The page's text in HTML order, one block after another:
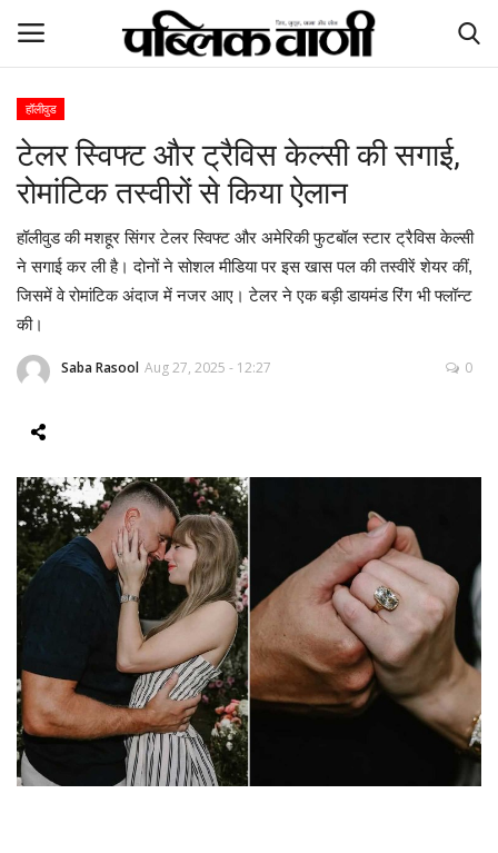
ई-पेपर
होम
Contact Us
Subscribe
About Us
देश
दुनिया
मध्यप्रदेश
लाइफस्टाइल
खेल
हॉलीवुड
टेलर स्विफ्ट और ट्रैविस केल्सी की सगाई,
रोमांटिक तस्वीरों से किया ऐलान
हॉलीवुड की मशहूर सिंगर टेलर स्विफ्ट और अमेरिकी फुटबॉल स्टार ट्रैविस केल्सी
ने सगाई कर ली है। दोनों ने सोशल मीडिया पर इस खास पल की तस्वीरें शेयर कीं,
जिसमें वे रोमांटिक अंदाज में नजर आए। टेलर ने एक बड़ी डायमंड रिंग भी फ्लॉन्ट
की।
Saba Rasool Aug 27, 2025 - 12:27 0